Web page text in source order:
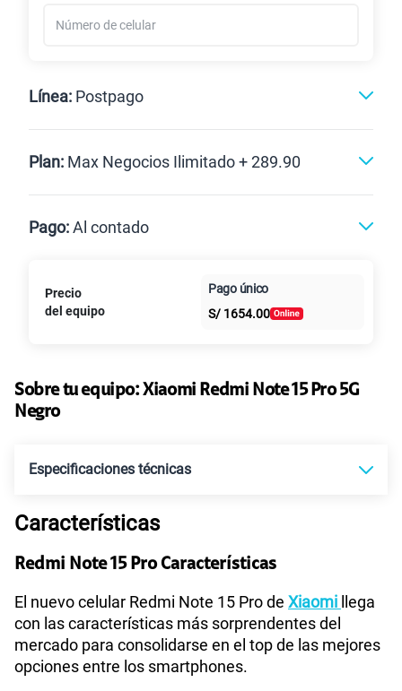
Línea: Postpago
Plan: Max Negocios Ilimitado + 289.90
Paga solo
125GBen alta velocidad
S/
Paga solo S/95.90
Paga solo
Paga solo S/159.90
185GB
Pago:Al contado
Al contado Cuotas Claro
intereses
Precio
del equipo
Pago único
S/ 1654.00
Sobre tu equipo:Xiaomi Redmi Note 15 Pro 5G
Negro
Especificaciones técnicas
Tecnología de Pantalla
Sistema operativo Android 15
Procesador
Características
Redmi Note 15 Pro Características
El nuevo celular Redmi Note 15 Pro de Xiaomi llega
con las características más sorprendentes del
mercado para consolidarse en el top de las mejores
opciones entre los smartphones.